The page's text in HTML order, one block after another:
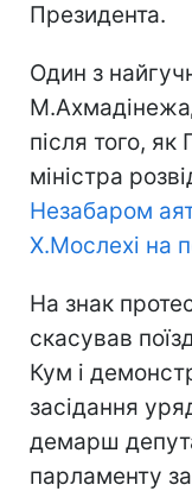
Президента.
Один з
після того, як
міністра
Незабаром
Х.Мослехі на
На знак
скасував
Кум і
засідання
демарш
парламенту